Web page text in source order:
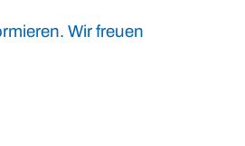
Wir freuen